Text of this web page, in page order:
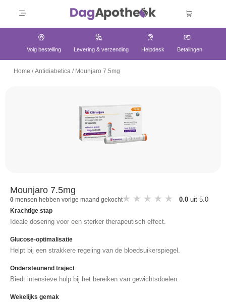
Volg bestelling Levering & verzending Helpdesk Betalingen
Home /Antidiabetica / Mounjaro 7.5mg
Mounjaro 7.5mg
0 mensen hebben vorige maand gekocht 0.0 uit 5.0
Krachtige stap
Ideale dosering voor een sterker therapeutisch effect.
Glucose-optimalisatie
Helpt bij een strakkere regeling van de bloedsuikerspiegel.
Ondersteunend traject
Biedt intensieve hulp bij het bereiken van gewichtsdoelen.
Wekelijks gemak